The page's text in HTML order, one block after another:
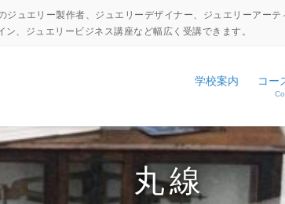
ュエリー製作者、ジュエリーデザイナー、ジュエリーアー
、ジュエリービジネス講座など幅広く受講できます。
学校案内
設備・工具紹介
アクセス
コー
ジュエリーキ
ジュエリーディ
コマーシャル
丸線